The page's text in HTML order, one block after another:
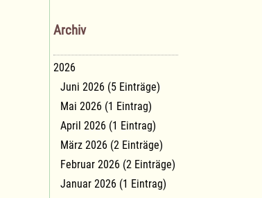
Archiv
2026
Juni 2026 (5 Einträge)
Mai 2026 (1 Eintrag)
April 2026 (1 Eintrag)
März 2026 (2 Einträge)
Februar 2026 (2 Einträge)
Januar 2026 (1 Eintrag)